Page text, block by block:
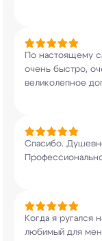
По настоящему
очень быстро,
великолепное
Спасибо.
Когда я ругался
любимый для